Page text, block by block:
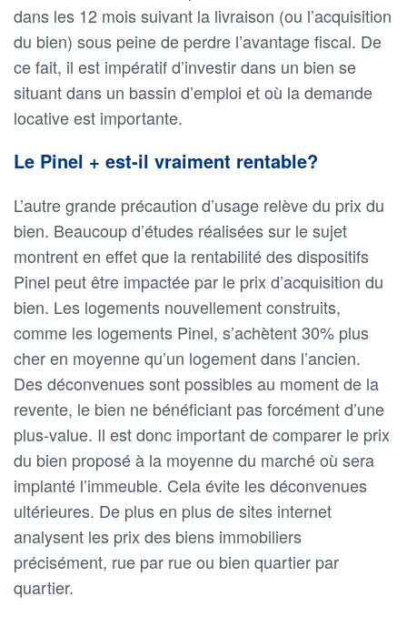
dans les 12 mois suivant la livraison (ou l’acquisition
du bien) sous peine de perdre l’avantage fiscal. De
ce fait, il est impératif d’investir dans un bien se
situant dans un bassin d’emploi et où la demande
locative est importante.
Le Pinel + est-il vraiment rentable?
L’autre grande précaution d’usage relève du prix du
bien. Beaucoup d’études réalisées sur le sujet
montrent en effet que la rentabilité des dispositifs
Pinel peut être impactée par le prix d’acquisition du
bien. Les logements nouvellement construits,
comme les logements Pinel, s’achètent 30% plus
cher en moyenne qu’un logement dans l’ancien.
Des déconvenues sont possibles au moment de la
revente, le bien ne bénéficiant pas forcément d’une
plus-value. Il est donc important de comparer le prix
du bien proposé à la moyenne du marché où sera
implanté l’immeuble. Cela évite les déconvenues
ultérieures. De plus en plus de sites internet
analysent les prix des biens immobiliers
précisément, rue par rue ou bien quartier par
quartier.